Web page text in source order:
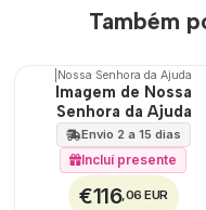
Também
🇵🇹
100%
Nossa Senhora da Ajuda
Imagem de Nossa
Senhora da Ajuda
Envio 2 a 15 dias
Incluí presente
€116,06 EUR